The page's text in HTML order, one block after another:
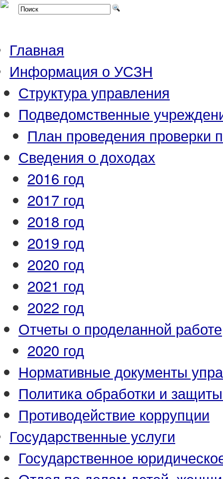
Главная
Информация о УСЗН
Структура управления
Подведомственные
План проведения проверки
Сведения о доходах
2016 год
2017 год
2018 год
2019 год
2020 год
2021 год
2022 год
Отчеты о проделанной работе
2020 год
Нормативные документы
Политика обработки и
Противодействие коррупции
Государственные услуги
Государственное